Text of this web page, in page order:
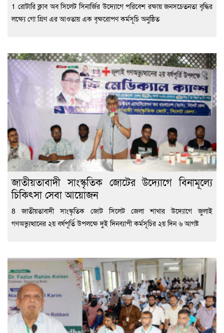
1 রোটারি ক্লাব অব সিলেট সিনার্জির উদ্যোগে পরিবেশ রক্ষায় জনসচেতনতা বৃদ্ধির
লক্ষ্যে গো গ্রিণ এর আওতায় এক বৃক্ষরোপণ কর্মসূচি অনুষ্ঠিত
জাতীয়তাবাদী সাংস্কৃতিক জোটের উদ্যোগে বিনামূল্যে
চিকিৎসা সেবা আয়োজন
8 জাতীয়তাবাদী সাংস্কৃতিক জোট সিলেট জেলা শাখার উদ্যোগে জুলাই
গণঅভ্যুত্থানের ২য় বর্ষপূর্তি উপলক্ষে দুই দিনব্যাপী কর্মসূচির ২য় দিন ৬ আগষ্ট